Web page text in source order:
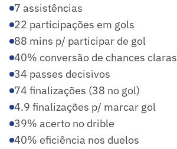
7 assistências
22 participações em gols
88 mins p/ participar de gol
40% conversão de chances claras
34 passes decisivos
74 finalizações (38 no gol)
4.9 finalizações p/ marcar gol
39% acerto no drible
40% eficiência nos duelos